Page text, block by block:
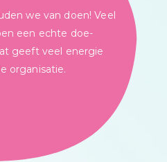
we van doen! Veel
een echte doe-
geeft veel energie
organisatie.